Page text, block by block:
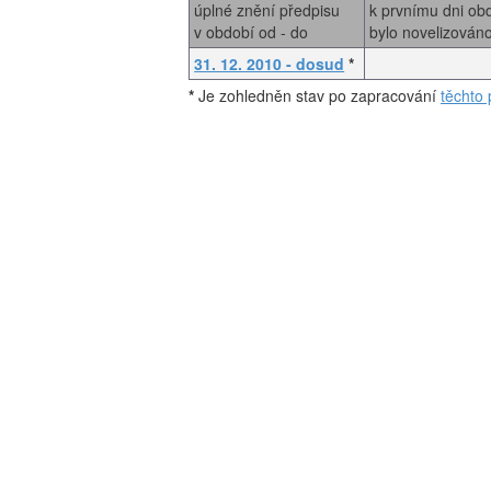
úplné znění předpisu
v období od - do
k prvnímu dni
bylo
31. 12. 2010 - dosud *
* Je zohledněn stav po zapracování těchto